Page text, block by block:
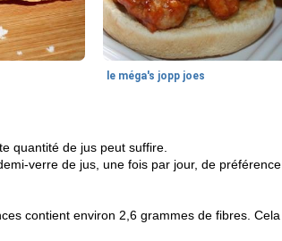
le méga's jopp joes
quantité de jus peut suffire.
verre de jus, une fois par jour, de préférence
contient environ 2,6 grammes de fibres. Cela